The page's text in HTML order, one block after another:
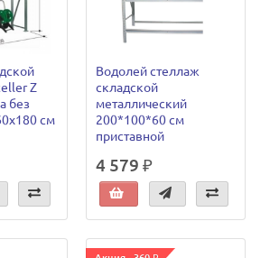
Z
без
см
Водолей стеллаж
складской
металлический
200*100*60 см
приставной
4 579 ₽